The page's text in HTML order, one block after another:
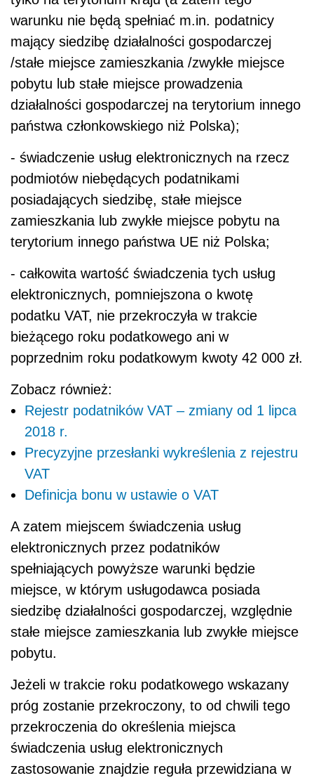
warunku nie będą spełniać m.in. podatnicy
mający siedzibę działalności gospodarczej
/stałe miejsce zamieszkania /zwykłe miejsce
pobytu lub stałe miejsce prowadzenia
działalności gospodarczej na terytorium innego
państwa członkowskiego niż Polska);
- świadczenie usług elektronicznych na rzecz
podmiotów niebędących podatnikami
posiadających siedzibę, stałe miejsce
zamieszkania lub zwykłe miejsce pobytu na
terytorium innego państwa UE niż Polska;
- całkowita wartość świadczenia tych usług
elektronicznych, pomniejszona o kwotę
podatku VAT, nie przekroczyła w trakcie
bieżącego roku podatkowego ani w
poprzednim roku podatkowym kwoty 42 000 zł.
Zobacz również:
Rejestr podatników VAT – zmiany od 1 lipca
2018 r.
Precyzyjne przesłanki wykreślenia z rejestru
VAT
Definicja bonu w ustawie o VAT
A zatem miejscem świadczenia usług
elektronicznych przez podatników
spełniających powyższe warunki będzie
miejsce, w którym usługodawca posiada
siedzibę działalności gospodarczej, względnie
stałe miejsce zamieszkania lub zwykłe miejsce
pobytu.
Jeżeli w trakcie roku podatkowego wskazany
próg zostanie przekroczony, to od chwili tego
przekroczenia do określenia miejsca
świadczenia usług elektronicznych
zastosowanie znajdzie reguła przewidziana w